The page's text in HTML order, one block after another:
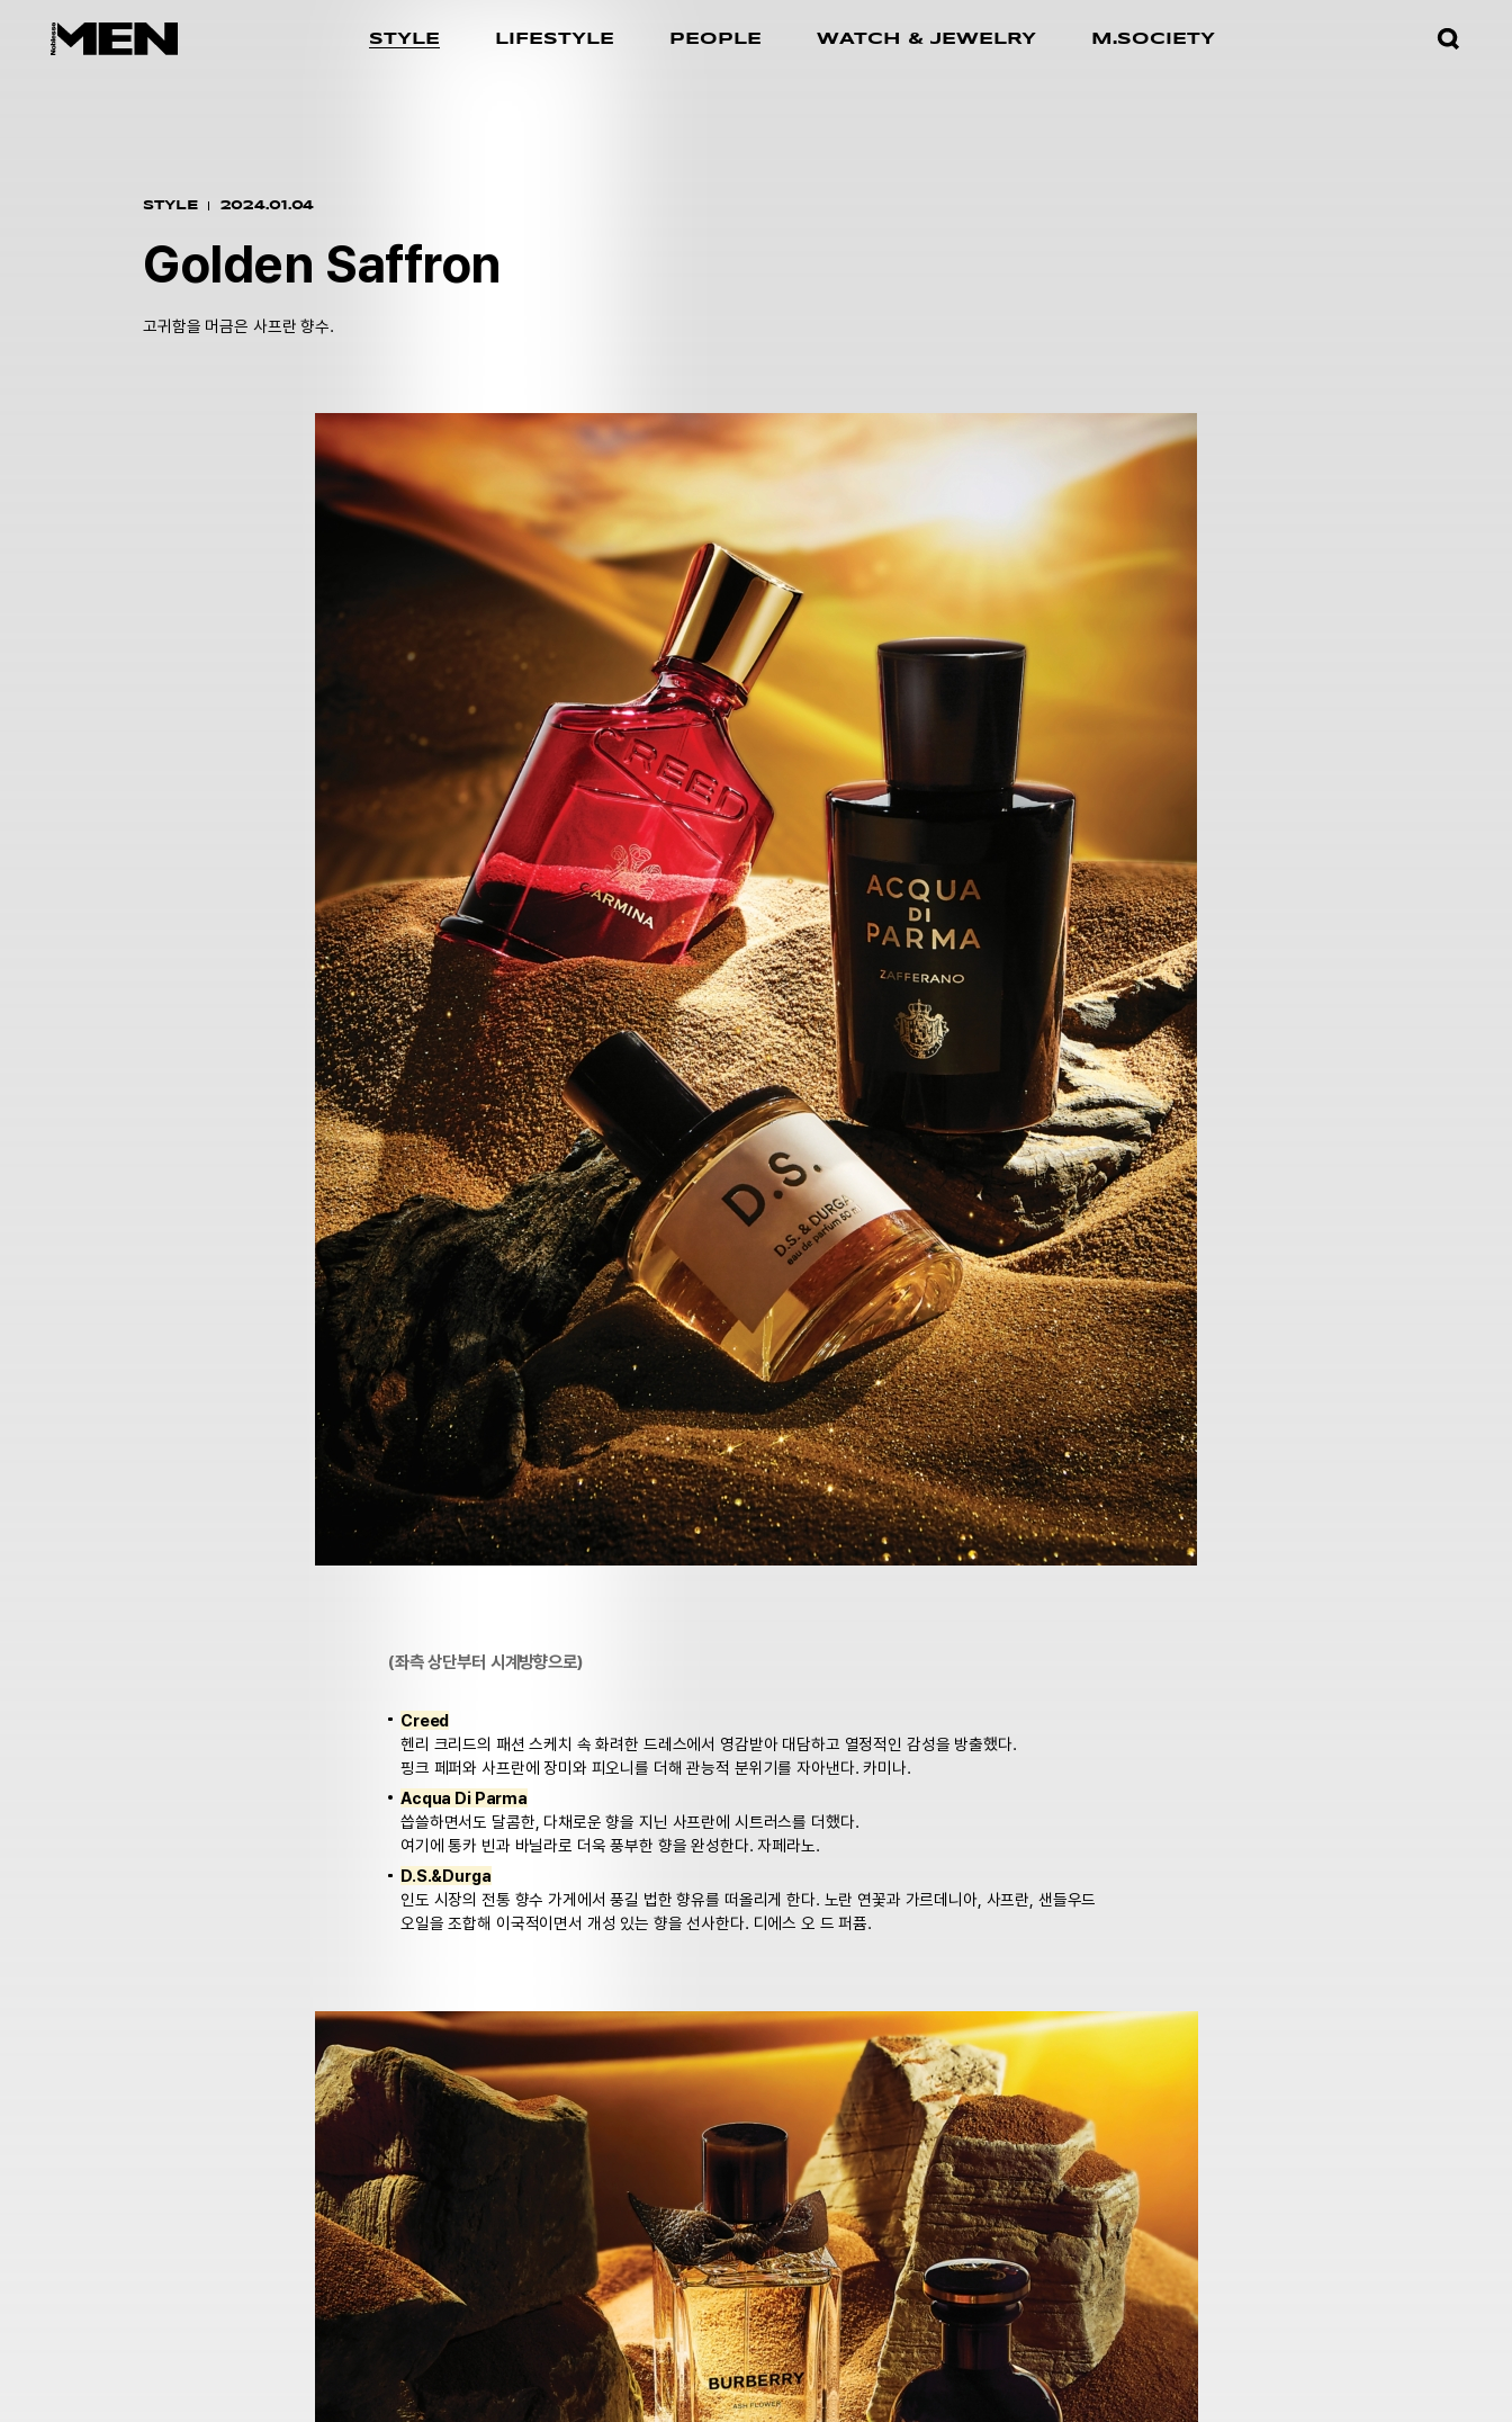
STYLE LIFESTYLE PEOPLE WATCH & JEWELRY M.SOCIETY
STYLE 2024.01.04
Golden Saffron
고귀함을 머금은 사프란 향수.
(좌측 상단부터 시계방향으로)
Creed
헨리 크리드의 패션 스케치 속 화려한 드레스에서 영감받아 대담하고 열정적인 감성을 방출했다.
핑크 페퍼와 사프란에 장미와 피오니를 더해 관능적 분위기를 자아낸다. 카미나.
Acqua Di Parma
씁쓸하면서도 달콤한, 다채로운 향을 지닌 사프란에 시트러스를 더했다.
여기에 통카 빈과 바닐라로 더욱 풍부한 향을 완성한다. 자페라노.
D.S.&Durga
인도 시장의 전통 향수 가게에서 풍길 법한 향유를 떠올리게 한다. 노란 연꽃과 가르데니아, 사프란, 샌들우드
오일을 조합해 이국적이면서 개성 있는 향을 선사한다. 디에스 오 드 퍼퓸.